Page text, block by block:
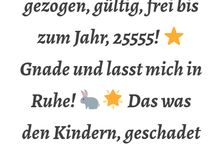
zum Jahr, 25555!
Gnade und lasst mich in
Ruhe!
Das was
den Kindern, geschadet